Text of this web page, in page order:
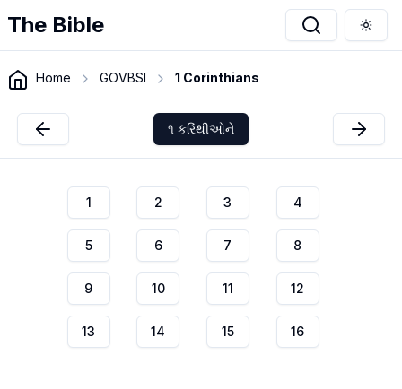
The Bible
Home GOVBSI 1 Corinthians
૧ કરિંથીઓને
1 2 3 4
5 6 7 8
9 10 11 12
13 14 15 16